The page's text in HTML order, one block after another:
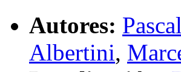
Autores:
Albertini,